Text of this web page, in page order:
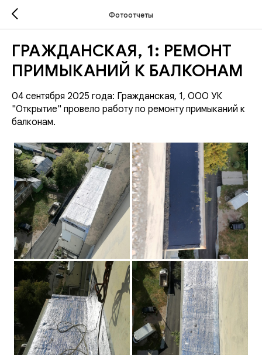
Фотоотчеты
ГРАЖДАНСКАЯ, 1: РЕМОНТ
ПРИМЫКАНИЙ К БАЛКОНАМ
04 сентября 2025 года: Гражданская, 1, ООО УК
"Открытие" провело работу по ремонту примыканий к
балконам.